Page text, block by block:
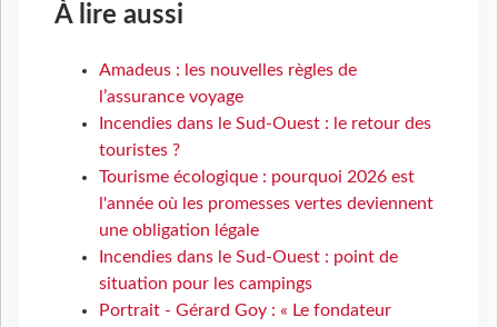
À lire aussi
Amadeus : les nouvelles règles de
l’assurance voyage
Incendies dans le Sud-Ouest : le retour des
touristes ?
Tourisme écologique : pourquoi 2026 est
l'année où les promesses vertes deviennent
une obligation légale
Incendies dans le Sud-Ouest : point de
situation pour les campings
Portrait - Gérard Goy : « Le fondateur